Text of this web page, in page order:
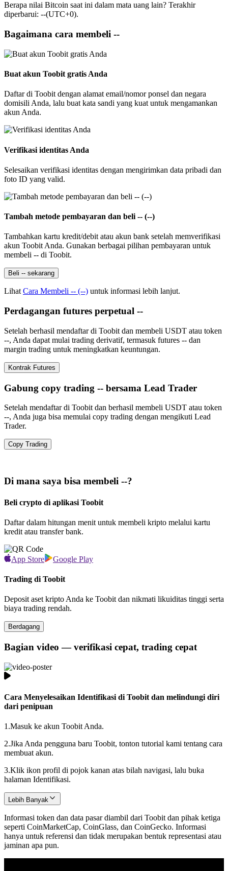
Berapa nilai Bitcoin saat ini dalam mata uang lain? Terakhir
diperbarui: --(UTC+0).
Bagaimana cara membeli --
Buat akun Toobit gratis Anda
Daftar di Toobit dengan alamat email/nomor ponsel dan negara
domisili Anda, lalu buat kata sandi yang kuat untuk mengamankan
akun Anda.
Verifikasi identitas Anda
Selesaikan verifikasi identitas dengan mengirimkan data pribadi dan
foto ID yang valid.
Tambah metode pembayaran dan beli -- (--)
Tambahkan kartu kredit/debit atau akun bank setelah memverifikasi
akun Toobit Anda. Gunakan berbagai pilihan pembayaran untuk
membeli -- di Toobit.
Beli -- sekarang
LihatCara Membeli -- (--) untuk informasi lebih lanjut.
Perdagangan futures perpetual --
Setelah berhasil mendaftar di Toobit dan membeli USDT atau token
--, Anda dapat mulai trading derivatif, termasuk futures -- dan
margin trading untuk meningkatkan keuntungan.
Kontrak Futures
Gabung copy trading -- bersama Lead Trader
Setelah mendaftar di Toobit dan berhasil membeli USDT atau token
--, Anda juga bisa memulai copy trading dengan mengikuti Lead
Trader.
Copy Trading
Di mana saya bisa membeli --?
Beli crypto di aplikasi Toobit
Daftar dalam hitungan menit untuk membeli kripto melalui kartu
kredit atau transfer bank.
App Store Google Play
Trading di Toobit
Deposit aset kripto Anda ke Toobit dan nikmati likuiditas tinggi serta
biaya trading rendah.
Berdagang
Bagian video — verifikasi cepat, trading cepat
Cara Menyelesaikan Identifikasi di Toobit dan melindungi diri
dari penipuan
1.Masuk ke akun Toobit Anda.
2.Jika Anda pengguna baru Toobit, tonton tutorial kami tentang cara
membuat akun.
3.Klik ikon profil di pojok kanan atas bilah navigasi, lalu buka
halaman Identifikasi.
Lebih Banyak
Informasi token dan data pasar diambil dari Toobit dan pihak ketiga
seperti CoinMarketCap, CoinGlass, dan CoinGecko. Informasi
hanya untuk referensi dan tidak merupakan bentuk representasi atau
jaminan apa pun.